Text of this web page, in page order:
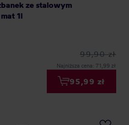
ze stalowym
1l
99,90 zł
Najniższa cena: 71,99 zł
95,99 zł